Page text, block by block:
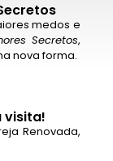
medos e
Secretos,
nova forma.
visita!
Renovada,